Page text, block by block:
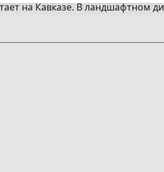
на Кавказе. В ландшафтном